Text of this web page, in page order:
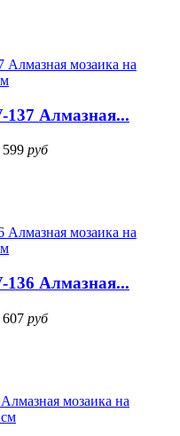
Алмазная...
599 руб
Алмазная...
607 руб